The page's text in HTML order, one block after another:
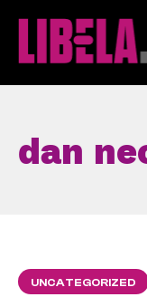
dan
UNCATEGORIZED